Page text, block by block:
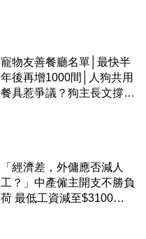
寵物友善餐廳名單│最快半
年後再增1000間│人狗共用
餐具惹爭議？狗主長文撐
「經濟差，外傭應否減人
工？」中產僱主開支不勝負
荷 最低工資減至$3100蚊